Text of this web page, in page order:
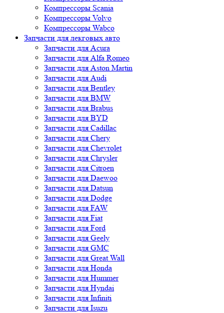
Компрессоры Scania
Компрессоры Volvo
Компрессоры Wabco
Запчасти для лекговых авто
Запчасти для Acura
Запчасти для Alfa Romeo
Запчасти для Aston Martin
Запчасти для Audi
Запчасти для Bentley
Запчасти для BMW
Запчасти для Brabus
Запчасти для BYD
Запчасти для Cadillac
Запчасти для Chery
Запчасти для Chevrolet
Запчасти для Chrysler
Запчасти для Citroen
Запчасти для Daewoo
Запчасти для Datsun
Запчасти для Dodge
Запчасти для FAW
Запчасти для Fiat
Запчасти для Ford
Запчасти для Geely
Запчасти для GMC
Запчасти для Great Wall
Запчасти для Honda
Запчасти для Hummer
Запчасти для Hyndai
Запчасти для Infiniti
Запчасти для Isuzu